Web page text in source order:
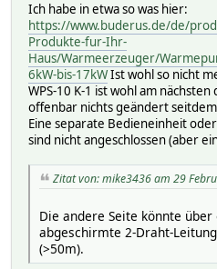
Ich habe in etwa so was hier:
https://www.buderus.de/de/
Produkte-fur-Ihr-
Haus/Warmeerzeuger/
6kW-bis-17kWIst wohl so nicht
WPS-10 K-1 ist wohl am
offenbar nichts geändert
Eine separate Bedieneinheit
sind nicht angeschlossen (aber
Zitat von: mike3436 am 29
Die andere Seite könnte
abgeschirmte 2-Draht-
(>50m).